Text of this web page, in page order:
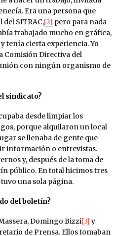
Era una persona que
SITRAC,[2] pero para nada
trabajado mucho en gráfica,
tenía cierta experiencia. Yo
Comisión Directiva del
con ningún organismo de
sindicato?
desde limpiar los
porque alquilaron un local
se llenaba de gente que
información o entrevistas.
y, después de la toma de
público. En total hicimos tres
una sola página.
del boletín?
Domingo Bizzi[3]y
de Prensa. Ellos tomaban